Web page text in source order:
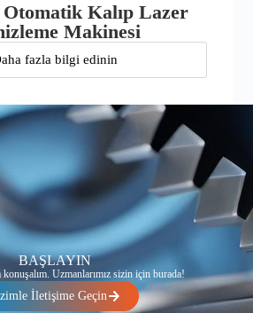
Kalıp Lazer
Makinesi
fazla bilgi edinin
BAŞLAYIN
Uzmanlarımız sizin için burada!
İletişime Geçin